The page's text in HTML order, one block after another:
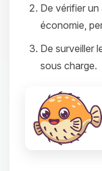
De vérifier un
économie,
De surveiller
sous charge.